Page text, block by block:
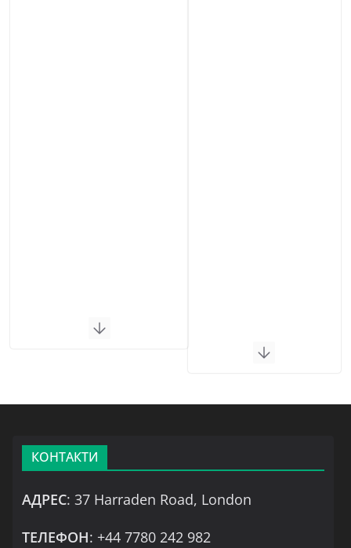
КОНТАКТИ
АДРЕС: 37 Harraden Road, London
ТЕЛЕФОН: +44 7780 242 982